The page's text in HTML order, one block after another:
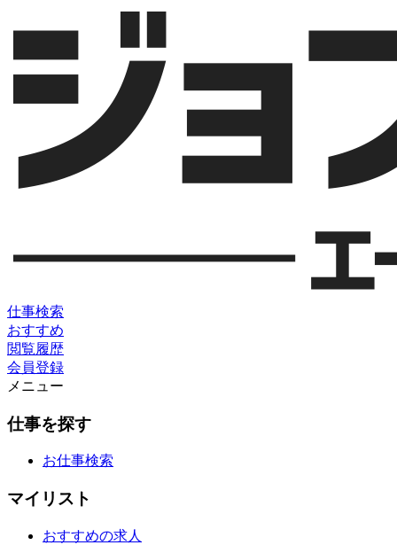
仕事検索
おすすめ
閲覧履歴
会員登録
メニュー
仕事を探す
お仕事検索
マイリスト
おすすめの求人